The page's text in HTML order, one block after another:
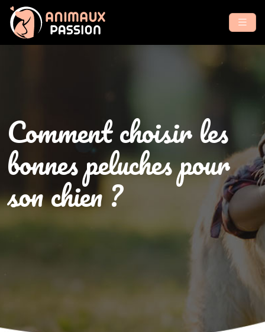
Comment choisir les
bonnes peluches pour
son chien ?